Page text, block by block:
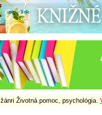
Životná pomoc, psychológia.